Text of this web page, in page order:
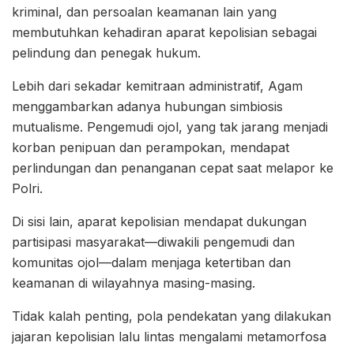
kriminal, dan persoalan keamanan lain yang
membutuhkan kehadiran aparat kepolisian sebagai
pelindung dan penegak hukum.
Lebih dari sekadar kemitraan administratif, Agam
menggambarkan adanya hubungan simbiosis
mutualisme. Pengemudi ojol, yang tak jarang menjadi
korban penipuan dan perampokan, mendapat
perlindungan dan penanganan cepat saat melapor ke
Polri.
Di sisi lain, aparat kepolisian mendapat dukungan
partisipasi masyarakat—diwakili pengemudi dan
komunitas ojol—dalam menjaga ketertiban dan
keamanan di wilayahnya masing-masing.
Tidak kalah penting, pola pendekatan yang dilakukan
jajaran kepolisian lalu lintas mengalami metamorfosa